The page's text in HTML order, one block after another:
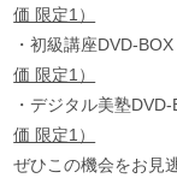
価 限定1）
・初級講座DVD-
価 限定1）
・デジタル美塾
価 限定1）
ぜひこの機会をお見